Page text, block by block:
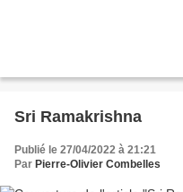
Sri Ramakrishna
Publié le 27/04/2022 à 21:21
Par Pierre-Olivier Combelles